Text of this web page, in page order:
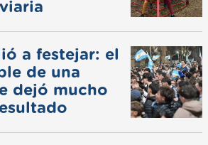
a festejar: el
de una
dejó mucho